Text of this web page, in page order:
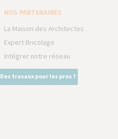
NOS PARTENAIRES
La Maison des Architectes
Expert Bricolage
Intégrer notre réseau
Des travaux pour les pros ?